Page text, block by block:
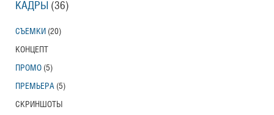
КАДРЫ (36)
СЪЕМКИ (20)
КОНЦЕПТ
ПРОМО (5)
ПРЕМЬЕРА (5)
СКРИНШОТЫ